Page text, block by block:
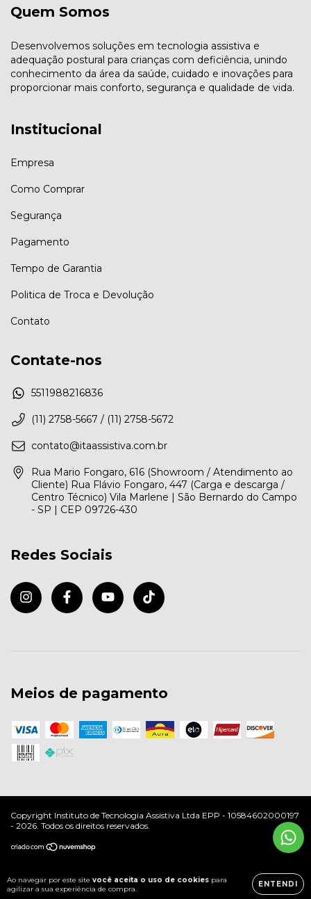
Ao navegar por este site você aceita o uso de cookies para
agilizar a sua experiência de compra.
ENTENDI
Quem Somos
Desenvolvemos soluções em tecnologia assistiva e
adequação postural para crianças com deficiência, unindo
conhecimento da área da saúde, cuidado e inovações para
proporcionar mais conforto, segurança e qualidade de vida.
Institucional
Empresa
Como Comprar
Segurança
Pagamento
Tempo de Garantia
Politica de Troca e Devolução
Contato
Contate-nos
5511988216836
(11) 2758-5667 / (11) 2758-5672
contato@itaassistiva.com.br
Rua Mario Fongaro, 616 (Showroom / Atendimento ao
Cliente) Rua Flávio Fongaro, 447 (Carga e descarga /
Centro Técnico) Vila Marlene | São Bernardo do Campo
- SP | CEP 09726-430
Redes Sociais
Meios de pagamento
Copyright Instituto de Tecnologia Assistiva Ltda EPP - 10584602000197
- 2026. Todos os direitos reservados.